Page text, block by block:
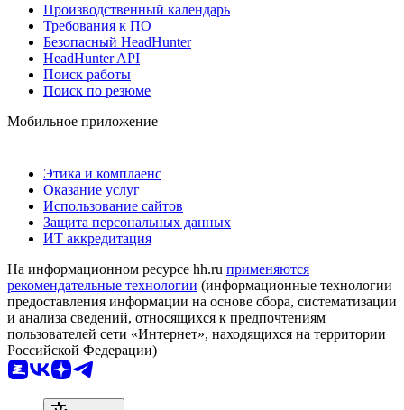
Производственный календарь
Требования к ПО
Безопасный HeadHunter
HeadHunter API
Поиск работы
Поиск по резюме
Мобильное приложение
Этика и комплаенс
Оказание услуг
Использование сайтов
Защита персональных данных
ИТ аккредитация
На информационном ресурсе hh.ru применяются
рекомендательные технологии (информационные технологии
предоставления информации на основе сбора, систематизации
и анализа сведений, относящихся к предпочтениям
пользователей сети «Интернет», находящихся на территории
Российской Федерации)